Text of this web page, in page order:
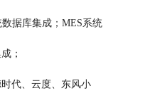
据库集成；MES系统
；
代、云度、东风小